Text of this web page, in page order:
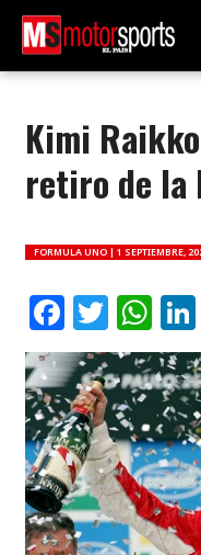
Kimi
retiro de la
FORMULA UNO | 1 SEPTIEMBRE,